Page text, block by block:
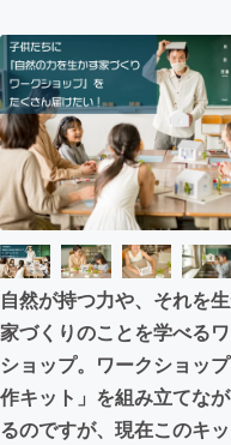
テクノロジー
映像・映画
ビジネス・起
まちづくり・
CAMPFIRE for
CAMPFIREふる
自然が持つ力や、それを
家づくりのことを学べる
ショップ。ワークショッ
作キット」を組み立てな
るのですが、現在このキ